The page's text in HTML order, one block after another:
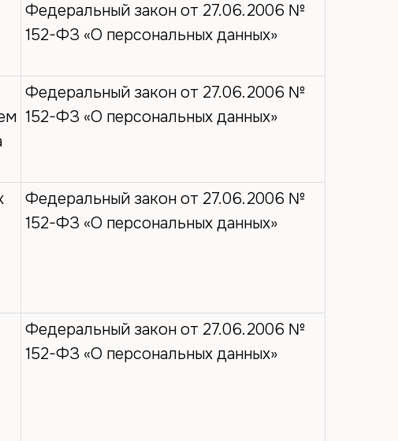
Федеральный закон от 27.06.2006 №
152-ФЗ «О персональных данных»
Федеральный закон от 27.06.2006 №
152-ФЗ «О персональных данных»
Федеральный закон от 27.06.2006 №
152-ФЗ «О персональных данных»
Федеральный закон от 27.06.2006 №
152-ФЗ «О персональных данных»